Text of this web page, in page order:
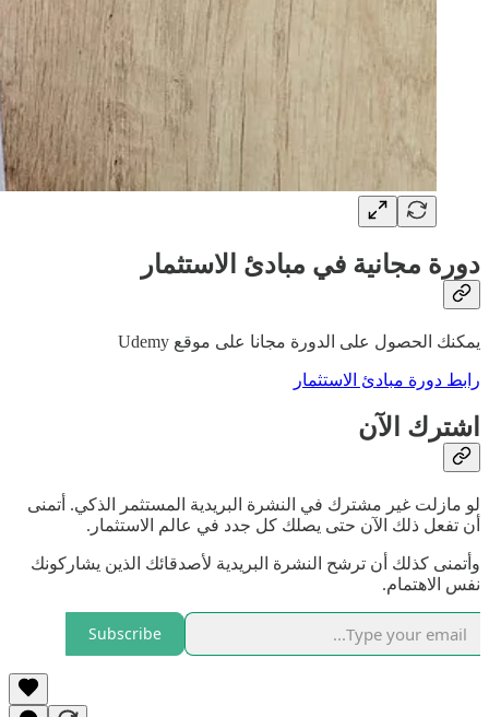
دورة مجانية في مبادئ الاستثمار
يمكنك الحصول على الدورة مجانا على موقع Udemy
رابط دورة مبادئ الاستثمار
اشترك الآن
لو مازلت غير مشترك في النشرة البريدية المستثمر الذكي. أتمنى
أن تفعل ذلك الآن حتى يصلك كل جدد في عالم الاستثمار.
وأتمنى كذلك أن ترشح النشرة البريدية لأصدقائك الذين يشاركونك
نفس الاهتمام.
Subscribe